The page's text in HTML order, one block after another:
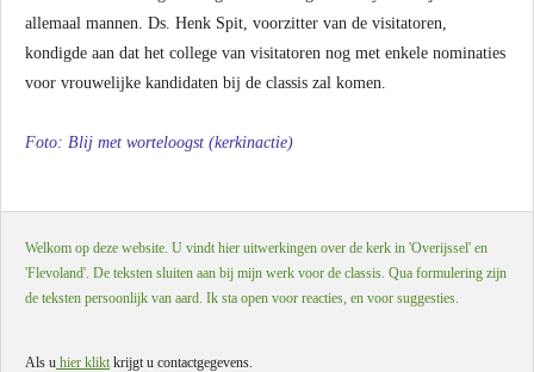
allemaal mannen. Ds. Henk Spit, voorzitter van de visitatoren,
kondigde aan dat het college van visitatoren nog met enkele nominaties
voor vrouwelijke kandidaten bij de classis zal komen.
Foto: Blij met worteloogst (kerkinactie)
Welkom op deze website. U vindt hier uitwerkingen over de kerk in 'Overijssel' en
'Flevoland'. De teksten sluiten aan bij mijn werk voor de classis. Qua formulering zijn
de teksten persoonlijk van aard. Ik sta open voor reacties, en voor suggesties.
Als u hier klikt krijgt u contactgegevens.